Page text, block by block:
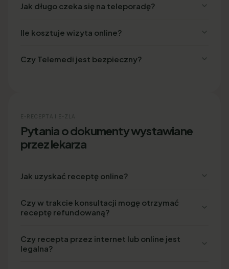
Jak długo czeka się na teleporadę?
Ile kosztuje wizyta online?
Czy Telemedi jest bezpieczny?
E-RECEPTA I E-ZLA
Pytania o dokumenty wystawiane
przez lekarza
Jak uzyskać receptę online?
Czy w trakcie konsultacji mogę otrzymać
receptę refundowaną?
Czy recepta przez internet lub online jest
legalna?